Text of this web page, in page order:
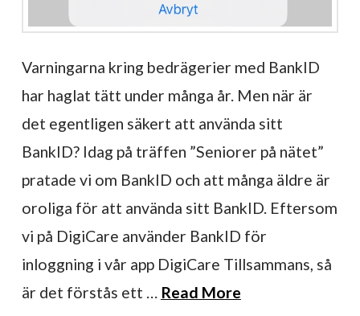
Varningarna kring bedrägerier med BankID
har haglat tätt under många år. Men när är
det egentligen säkert att använda sitt
BankID? Idag på träffen ”Seniorer på nätet”
pratade vi om BankID och att många äldre är
oroliga för att använda sitt BankID. Eftersom
vi på DigiCare använder BankID för
inloggning i vår app DigiCare Tillsammans, så
är det förstås ett … Read More